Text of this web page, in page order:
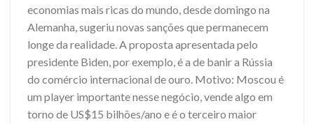
economias mais ricas do mundo, desde domingo na
Alemanha, sugeriu novas sanções que permanecem
longe da realidade. A proposta apresentada pelo
presidente Biden, por exemplo, é a de banir a Rússia
do comércio internacional de ouro. Motivo: Moscou é
um player importante nesse negócio, vende algo em
torno de US$15 bilhões/ano e é o terceiro maior